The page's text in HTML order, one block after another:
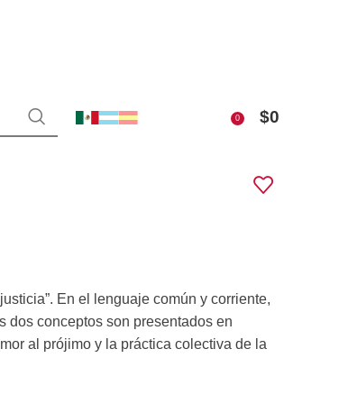
0 $0
En el lenguaje común y corriente,
dos conceptos son presentados en
al prójimo y la práctica colectiva de la